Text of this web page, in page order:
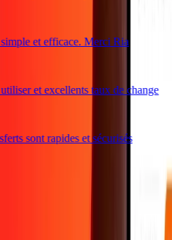
et efficace. Merci Ria
et excellents taux de change
sont rapides et sécurisés